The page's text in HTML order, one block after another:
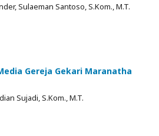
Sulaeman Santoso, S.Kom., M.T.
Gereja Gekari Maranatha
Sujadi, S.Kom., M.T.